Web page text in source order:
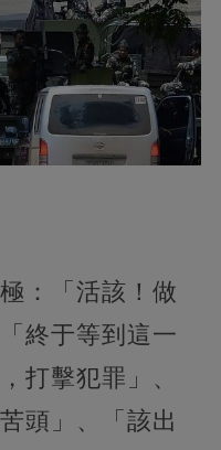
：「活該！做
終于等到這一
打擊犯罪」、
頭」、「該出